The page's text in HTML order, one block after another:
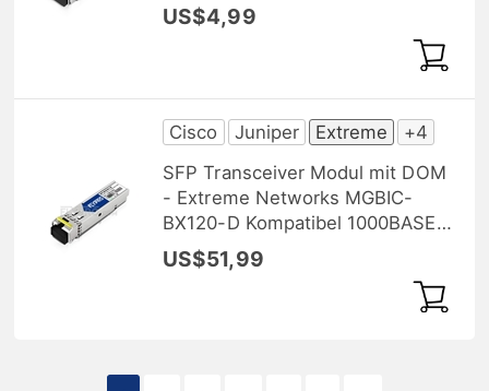
SFP 850nm 550m
US$4,99
Cisco Juniper Extreme
+4
SFP Transceiver Modul mit DOM
- Extreme Networks MGBIC-
BX120-D Kompatibel 1000BASE-
BX BiDi SFP 1550nm-
TX/1490nm-RX 120km
US$51,99